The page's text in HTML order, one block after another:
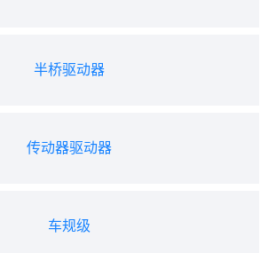
半桥驱动器
传动器驱动器
车规级